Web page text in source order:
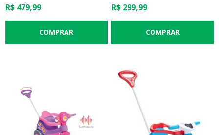
R$ 479,99 R$ 299,99